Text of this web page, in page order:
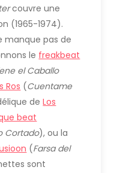
couvre une
(1965-1974).
manque pas de
le freakbeat
el Caballo
Ros (Cuentame
deLos
beat
Cortado), ou la
(Farsa del
sont